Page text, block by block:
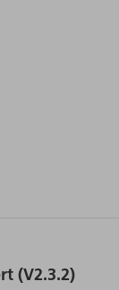
(V2.3.2)